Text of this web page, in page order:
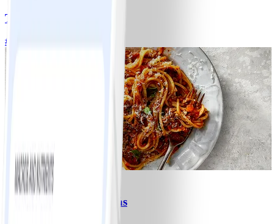
Tacos
#
Spagetti med köttfärssås